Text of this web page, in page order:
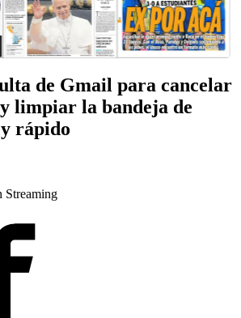
de Gmail para cancelar
limpiar la bandeja de
rápido
Streaming